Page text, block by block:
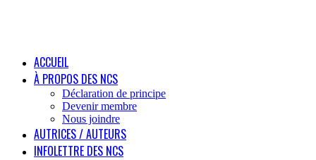
ACCUEIL
À PROPOS DES NCS
Déclaration de principe
Devenir membre
Nous joindre
AUTRICES / AUTEURS
INFOLETTRE DES NCS